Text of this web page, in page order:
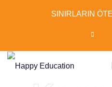
SINIRLARIN